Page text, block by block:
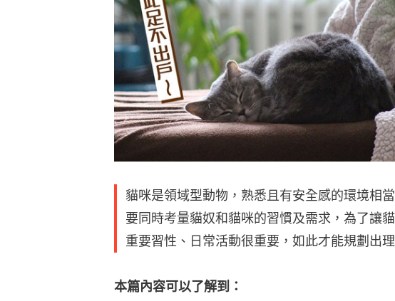
貓咪是領域型動物，熟悉且有安全感的環境相
要同時考量貓奴和貓咪的習慣及需求，為了讓
重要習性、日常活動很重要，如此才能規劃出
本篇內容可以了解到：